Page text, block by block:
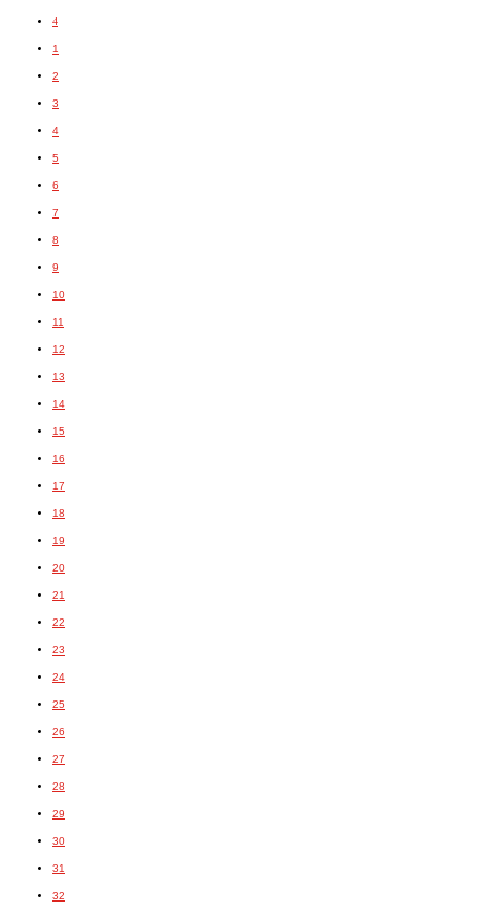
4
1
2
3
4
5
6
7
8
9
10
11
12
13
14
15
16
17
18
19
20
21
22
23
24
25
26
27
28
29
30
31
32